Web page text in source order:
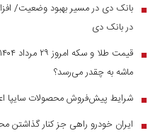
■
در بانک دی
■
ماشه به چقدر می‌رسد؟
■ شرایط پیش‌فروش محصولات سایپا
■
ایران خودرو راهی جز کنار گذاشتن